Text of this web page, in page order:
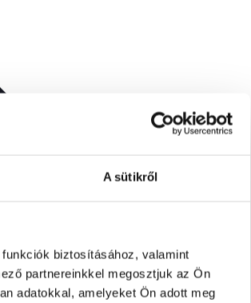
A sütikről
biztosításához, valamint
partnereinkkel megosztjuk az Ön
adatokkal, amelyeket Ön adott meg